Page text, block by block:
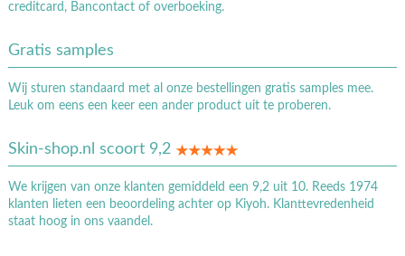
creditcard, Bancontact of overboeking.
Gratis samples
Wij sturen standaard met al onze bestellingen gratis samples mee.
Leuk om eens een keer een ander product uit te proberen.
Skin-shop.nl scoort 9,2
We krijgen van onze klanten gemiddeld een 9,2 uit 10. Reeds 1974
klanten lieten een beoordeling achter op Kiyoh. Klanttevredenheid
staat hoog in ons vaandel.